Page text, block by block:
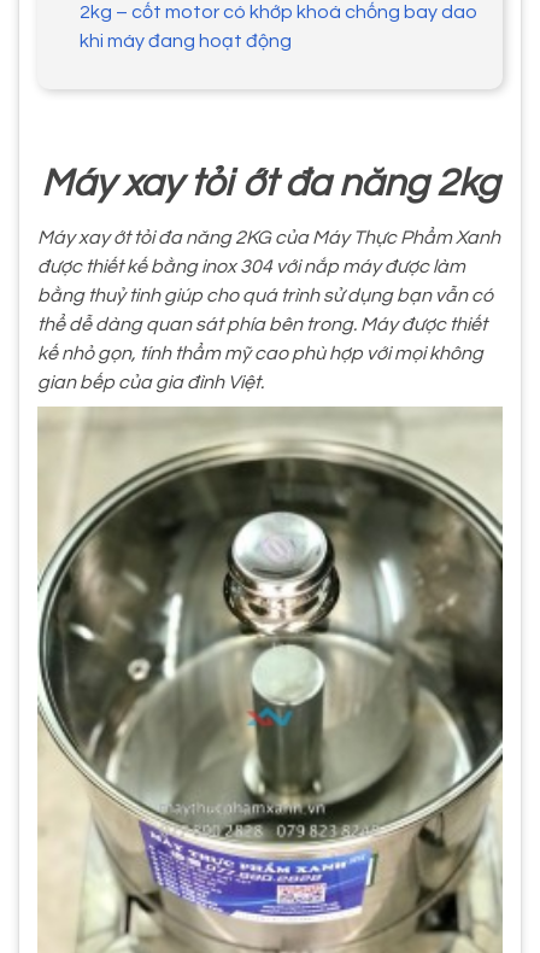
2kg – cốt motor có khớp khoá chống bay dao
khi máy đang hoạt động
Máy xay tỏi ớt đa năng 2kg
Máy xay ớt tỏi đa năng 2KG của Máy Thực Phẩm Xanh
được thiết kế bằng inox 304 với nắp máy được làm
bằng thuỷ tinh giúp cho quá trình sử dụng bạn vẫn có
thể dễ dàng quan sát phía bên trong. Máy được thiết
kế nhỏ gọn, tính thẩm mỹ cao phù hợp với mọi không
gian bếp của gia đình Việt.